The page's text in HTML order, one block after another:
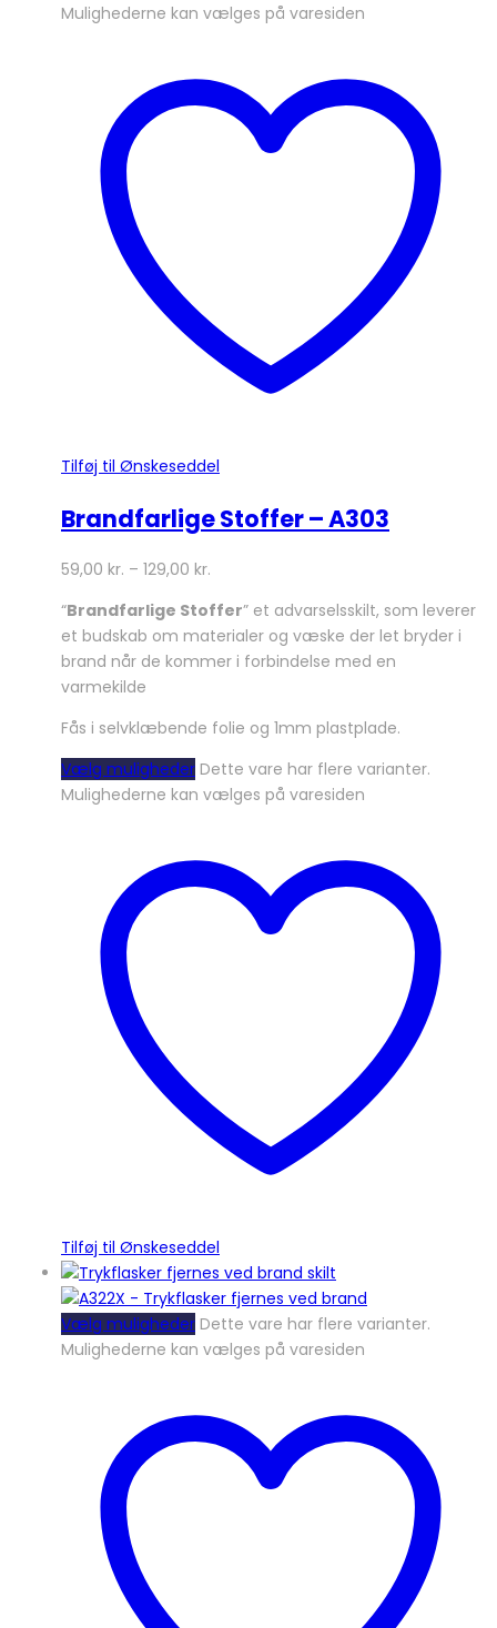
Mulighederne kan vælges på varesiden
Tilføj til Ønskeseddel
Brandfarlige Stoffer – A303
59,00 kr. – 129,00 kr.
“Brandfarlige Stoffer” et advarselsskilt, som leverer
et budskab om materialer og væske der let bryder i
brand når de kommer i forbindelse med en
varmekilde
Fås i selvklæbende folie og 1mm plastplade.
Vælg muligheder Dette vare har flere varianter.
Mulighederne kan vælges på varesiden
Tilføj til Ønskeseddel
Vælg muligheder Dette vare har flere varianter.
Mulighederne kan vælges på varesiden